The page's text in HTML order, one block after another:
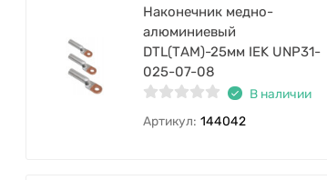
Наконечник медно-
алюминиевый
DTL(ТАМ)-25мм IEK UNP31-
025-07-08
В наличии
Артикул: 144042